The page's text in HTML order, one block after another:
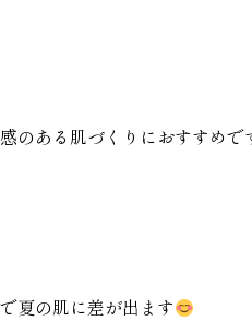
のある肌づくりにおすすめで
夏の肌に差が出ます